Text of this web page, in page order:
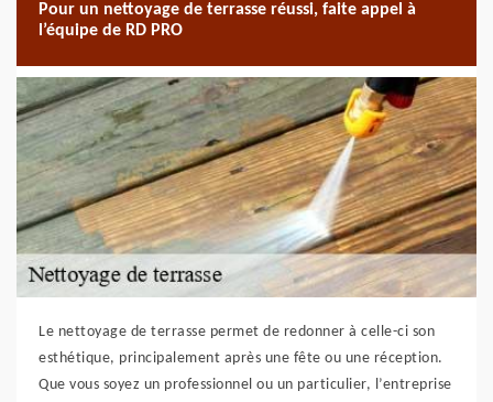
Pour un nettoyage de terrasse réussi, faite appel à
l’équipe de RD PRO
Le nettoyage de terrasse permet de redonner à celle-ci son
esthétique, principalement après une fête ou une réception.
Que vous soyez un professionnel ou un particulier, l’entreprise